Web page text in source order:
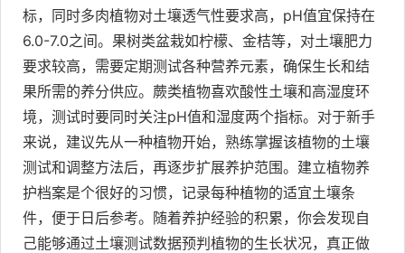
标，同时多肉植物对土壤透气性要求高，pH值宜保持在
6.0-7.0之间。果树类盆栽如柠檬、金桔等，对土壤肥力
要求较高，需要定期测试各种营养元素，确保生长和结
果所需的养分供应。蕨类植物喜欢酸性土壤和高湿度环
境，测试时要同时关注pH值和湿度两个指标。对于新手
来说，建议先从一种植物开始，熟练掌握该植物的土壤
测试和调整方法后，再逐步扩展养护范围。建立植物养
护档案是个很好的习惯，记录每种植物的适宜土壤条
件，便于日后参考。随着养护经验的积累，你会发现自
己能够通过土壤测试数据预判植物的生长状况，真正做